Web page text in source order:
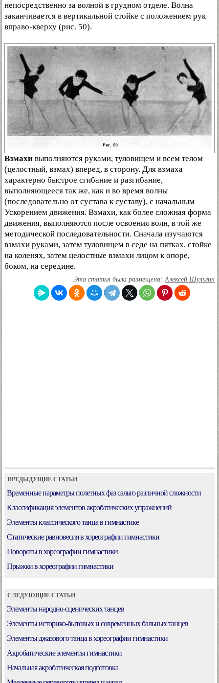
непосредственно за волной в грудном отделе. Волна
заканчивается в вертикальной стойке с положением рук
вправо-кверху (рис. 50).
Взмахи выполняются руками, туловищем и всем телом
(целостный, взмах) вперед, в сторону. Для взмаха
характерно быстрое сгибание и разгибание,
выполняющееся так же, как и во время волны
(последовательно от сустава к суставу), с начальным
Ускорением движения. Взмахи, как более сложная форма
движения, выполняются после освоения волн, в той же
методической последовательности. Сначала изучаются
взмахи руками, затем туловищем в седе на пятках, стойке
на коленях, затем целостные взмахи лицом к опоре,
боком, на середине.
Эта статья была размещена: Алексей Шульгин
ПРЕДЫДУЩИЕ СТАТЬИ
Временные параметры полетных фаз сальто различной сложности
Классификация элементов акробатических упражнений
Элементы классического танца в гимнастике
Статические равновесия в хореографии гимнастики
Повороты в хореографии гимнастики
Прыжки в хореографии гимнастики
СЛЕДУЮЩИЕ СТАТЬИ
Элементы народно-сценических танцев
Элементы историко-бытовых и современных бальных танцев
Элементы джазового танца в хореографии гимнастики
Акробатические элементы гимнастики
Начальная акробатическая подготовка